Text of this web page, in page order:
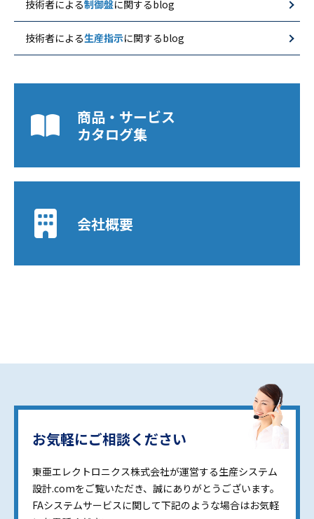
技術者による制御盤に関するblog
技術者による生産指示に関するblog
商品・サービス
カタログ集
会社概要
お気軽にご相談ください
東亜エレクトロニクス株式会社が運営する生産システム
設計.comをご覧いただき、誠にありがとうございます。
FAシステムサービスに関して下記のような場合はお気軽